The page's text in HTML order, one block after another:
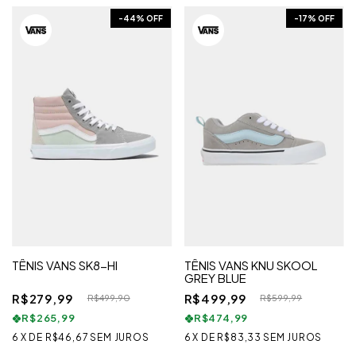
-44% OFF
TÊNIS VANS SK8-HI
R$279,99 R$499,90
R$265,99
6 X DE R$46,67 SEM JUROS
-17% OFF
TÊNIS VANS KNU SKOOL
GREY BLUE
R$499,99
R$599,99
R$474,99
6 X DE R$83,33 SEM JUROS